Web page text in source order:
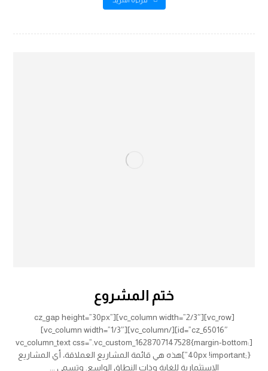
ختم المشروع
[vc_row][vc_column width=”2/3″][cz_gap height=”30px”
id=”cz_65016″][/vc_column][vc_column width=”1/3″]
[vc_column_text css=”.vc_custom_1628707147528{margin-bottom:
40px !important;}”]هذه هي قائمة المشاريع العملاقة، أي المشاريع
الاستثمارية للغاية وذات النطاق الواسع. وتسمى ...